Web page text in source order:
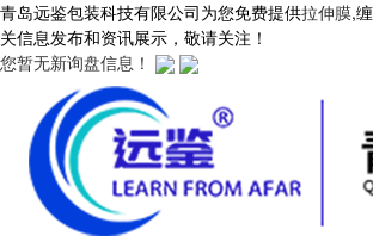
青岛远鉴包装科技有限公司为您免费提供拉伸膜,
关信息发布和资讯展示，敬请关注！
您暂无新询盘信息！